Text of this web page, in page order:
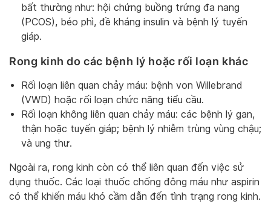
bất thường như: hội chứng buồng trứng đa nang
(PCOS), béo phì, đề kháng insulin và bệnh lý tuyến
giáp.
Rong kinh do các bệnh lý hoặc rối loạn khác
Rối loạn liên quan chảy máu: bệnh von Willebrand
(VWD) hoặc rối loạn chức năng tiểu cầu.
Rối loạn không liên quan chảy máu: các bệnh lý gan,
thận hoặc tuyến giáp; bệnh lý nhiễm trùng vùng chậu;
và ung thư.
Ngoài ra, rong kinh còn có thể liên quan đến việc sử
dụng thuốc. Các loại thuốc chống đông máu như aspirin
có thể khiến máu khó cầm dẫn đến tình trạng rong kinh.